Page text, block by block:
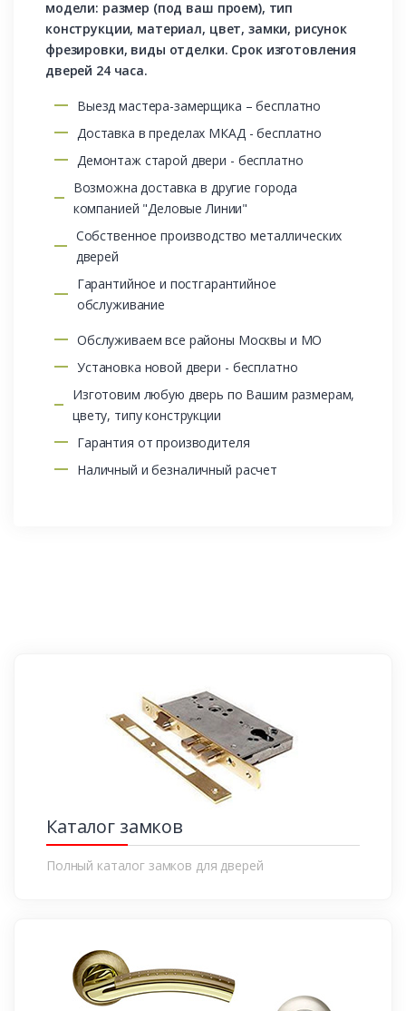
модели: размер (под ваш проем), тип
конструкции, материал, цвет, замки, рисунок
фрезировки, виды отделки. Срок изготовления
дверей 24 часа.
Выезд мастера-замерщика – бесплатно
Доставка в пределах МКАД - бесплатно
Демонтаж старой двери - бесплатно
Возможна доставка в другие города
компанией "Деловые Линии"
Собственное производство металлических
дверей
Гарантийное и постгарантийное
обслуживание
Обслуживаем все районы Москвы и МО
Установка новой двери - бесплатно
Изготовим любую дверь по Вашим размерам,
цвету, типу конструкции
Гарантия от производителя
Наличный и безналичный расчет
Каталог замков
Полный каталог замков для дверей